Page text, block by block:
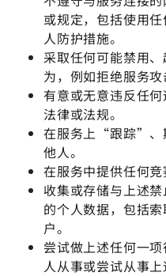
或规定，包括使用
人防护措施。
采取任何可能禁用
为，例如拒绝服务攻
有意或无意违反任
法律或法规。
在服务上“跟踪”、
他人。
在服务中提供任何竞
收集或存储与上述
的个人数据，包括
户。
尝试做上述任何一
人从事或尝试从事上